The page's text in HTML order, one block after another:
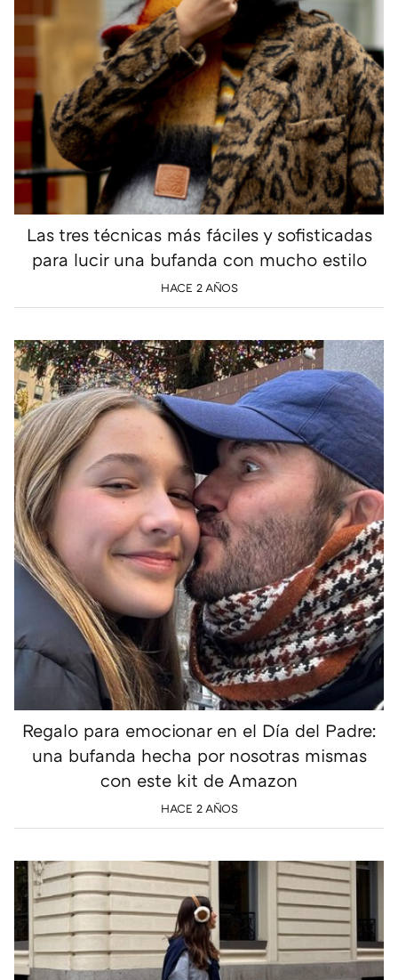
Las tres técnicas más fáciles y sofisticadas
para lucir una bufanda con mucho estilo
HACE 2 AÑOS
Regalo para emocionar en el Día del Padre:
una bufanda hecha por nosotras mismas
con este kit de Amazon
HACE 2 AÑOS